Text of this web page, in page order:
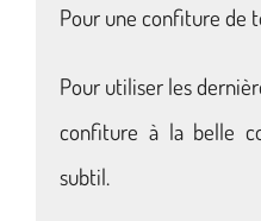
Pour une confiture de
Pour utiliser les
confiture à la belle
subtil.